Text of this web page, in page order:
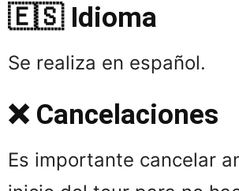
🇪🇸 Idioma
Se realiza en español.
❌ Cancelaciones
Es importante cancelar